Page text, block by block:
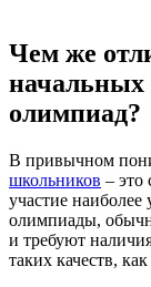
Чем же
начальных
олимпиад?
В привычном
школьников – это
участие
олимпиады,
и требуют
таких качеств,